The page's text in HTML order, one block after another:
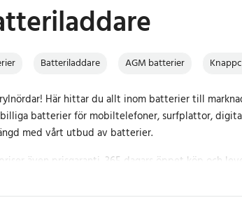
Batteriladdare AGM batterier
Här hittar du allt inom batterier till
batterier för mobiltelefoner, surfplattor,
med vårt utbud av batterier.
även prisgaranti, 365 dagars öppet köp och